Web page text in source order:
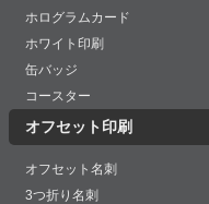
ホログラムカード
ホワイト印刷
缶バッジ
コースター
オフセット印刷
オフセット名刺
3つ折り名刺